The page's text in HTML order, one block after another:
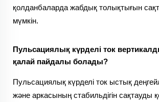
қолданбаларда жабдық толықтығын
мүмкін.
Пульсациялық күрделі ток
қалай пайдалы болады?
Пульсациялық күрделі ток ыстық
және аркасының стабильдігін сақтауды